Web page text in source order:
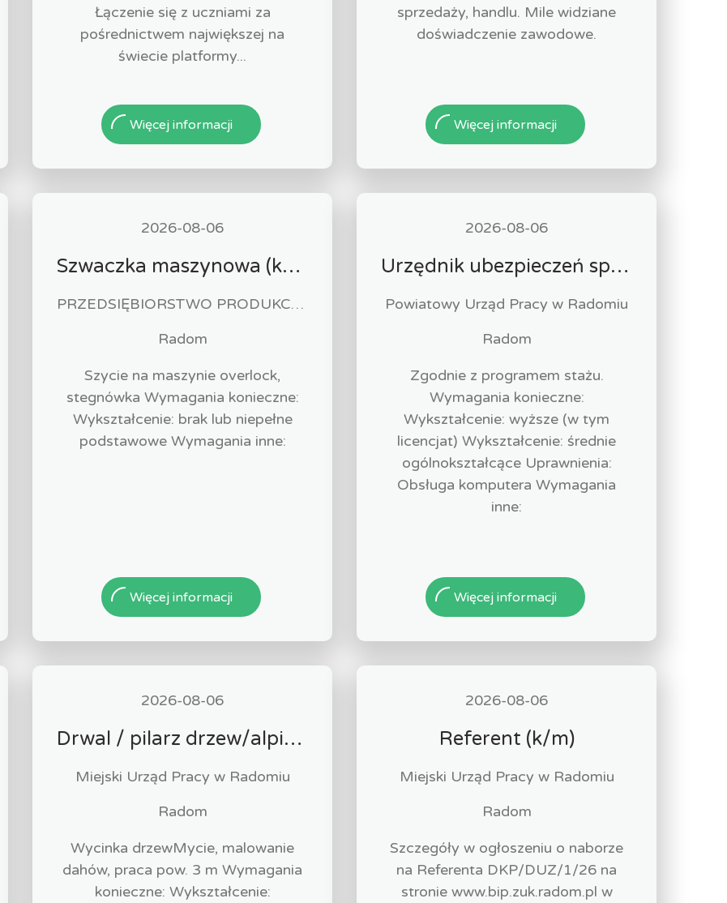
Łączenie się z uczniami za
pośrednictwem największej na
świecie platformy...
Więcej informacji
sprzedaży, handlu. Mile widziane
doświadczenie zawodowe.
Więcej informacji
2026-08-06
Szwaczka maszynowa (k/m)
PRZEDSIĘBIORSTWO PRODUKCYJNO HANDLOWO USŁUGOWE "ZUZIA" Paweł Biliński
Radom
Szycie na maszynie overlock,
stegnówka Wymagania konieczne:
Wykształcenie: brak lub niepełne
podstawowe Wymagania inne:
Więcej informacji
2026-08-06
Urzędnik ubezpieczeń społecznych-stażysta (k/m)
Powiatowy Urząd Pracy w Radomiu
Radom
Zgodnie z programem stażu.
Wymagania konieczne:
Wykształcenie: wyższe (w tym
licencjat) Wykształcenie: średnie
ogólnokształcące Uprawnienia:
Obsługa komputera Wymagania
inne:
Więcej informacji
2026-08-06
Drwal / pilarz drzew/alpinista (k/m)
Miejski Urząd Pracy w Radomiu
Radom
Wycinka drzewMycie, malowanie
dahów, praca pow. 3 m Wymagania
konieczne: Wykształcenie:
2026-08-06
Referent (k/m)
Miejski Urząd Pracy w Radomiu
Radom
Szczegóły w ogłoszeniu o naborze
na Referenta DKP/DUZ/1/26 na
stronie www.bip.zuk.radom.pl w